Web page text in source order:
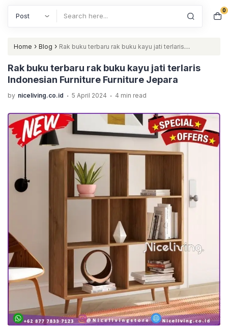
0
Home › Blog › Rak buku terbaru rak buku kayu jati terlaris
Indonesian Furniture Furniture Jepara
Rak buku terbaru rak buku kayu jati terlaris
Indonesian Furniture Furniture Jepara
by niceliving.co.id . 5 April 2024 . 4 min read